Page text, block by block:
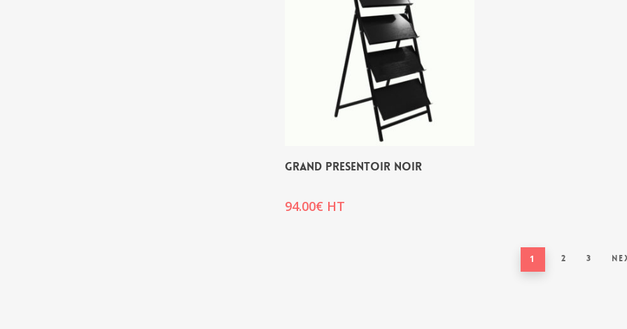
GRAND PRESENTOIR NOIR
94.00€ HT
1 2 3